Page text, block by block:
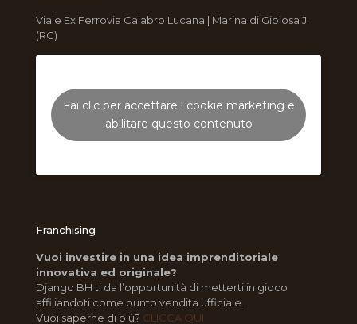
Viale Ex Ferrovia Calabro Lucana | Marina di Gioiosa J.
(RC)
Fai clic per accettare i cookie marketing e
abilitare questo contenuto
Franchising
Vuoi investire in una idea imprenditoriale
innovativa ed originale?
Django BH ti da l’opportunità di metterti in gioco
affiliandoti come punto vendita ufficiale.
Vuoi saperne di più? CLICCA QUI